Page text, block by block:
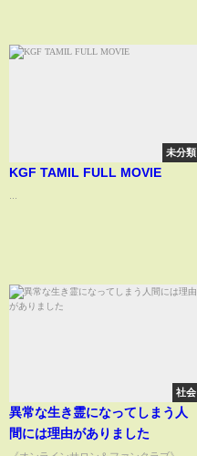
未分類
KGF TAMIL FULL MOVIE
社会
異常な生き霊になってしまう人
間には理由がありました